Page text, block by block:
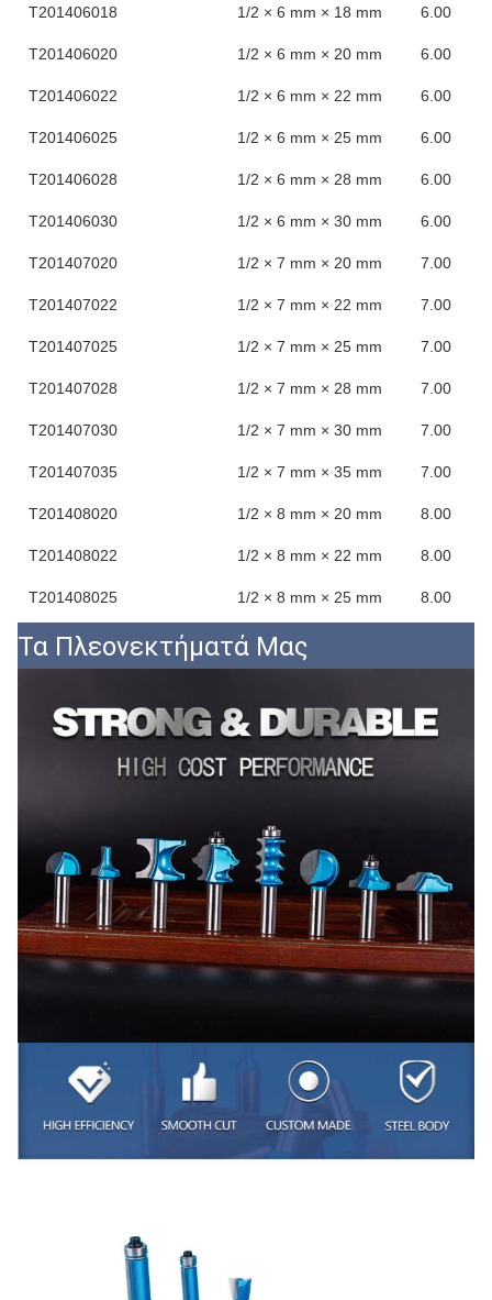
Τ201406018 1/2 × 6 mm × 18 mm 6.00
Τ201406020 1/2 × 6 mm × 20 mm 6.00
Τ201406022 1/2 × 6 mm × 22 mm 6.00
Τ201406025 1/2 × 6 mm × 25 mm 6.00
Τ201406028 1/2 × 6 mm × 28 mm 6.00
Τ201406030 1/2 × 6 mm × 30 mm 6.00
Τ201407020 1/2 × 7 mm × 20 mm 7.00
Τ201407022 1/2 × 7 mm × 22 mm 7.00
Τ201407025 1/2 × 7 mm × 25 mm 7.00
Τ201407028 1/2 × 7 mm × 28 mm 7.00
Τ201407030 1/2 × 7 mm × 30 mm 7.00
Τ201407035 1/2 × 7 mm × 35 mm 7.00
Τ201408020 1/2 × 8 mm × 20 mm 8.00
Τ201408022 1/2 × 8 mm × 22 mm 8.00
Τ201408025 1/2 × 8 mm × 25 mm 8.00
Τα Πλεονεκτήματά Μας